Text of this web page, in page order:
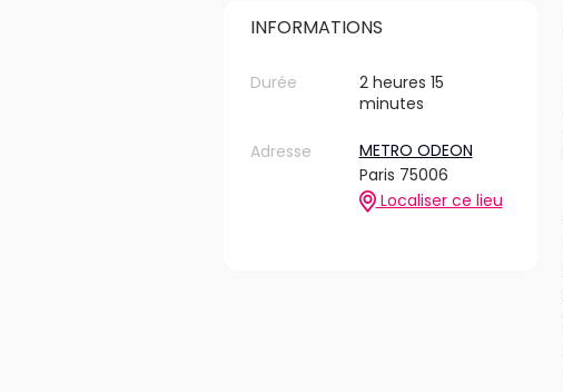
INFORMATIONS
Durée
2 heures 15
minutes
Adresse
METRO ODEON
Paris 75006
Localiser ce lieu